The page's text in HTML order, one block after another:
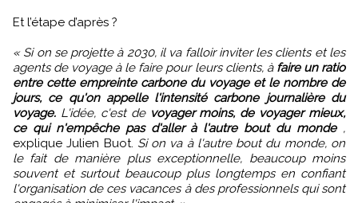
Et l’étape d’après ?
« Si on se projette à 2030, il va falloir inviter les clients et les
agents de voyage à le faire pour leurs clients, à faire un ratio
entre cette empreinte carbone du voyage et le nombre de
jours, ce qu'on appelle l'intensité carbone journalière du
voyage. L'idée, c'est de voyager moins, de voyager mieux,
ce qui n'empêche pas d'aller à l'autre bout du monde,
explique Julien Buot. Si on va à l'autre bout du monde, on
le fait de manière plus exceptionnelle, beaucoup moins
souvent et surtout beaucoup plus longtemps en confiant
l'organisation de ces vacances à des professionnels qui sont